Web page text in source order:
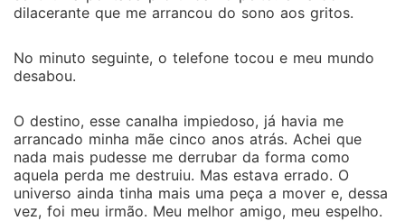
dilacerante que me arrancou do sono aos gritos.
No minuto seguinte, o telefone tocou e meu mundo
desabou.
O destino, esse canalha impiedoso, já havia me
arrancado minha mãe cinco anos atrás. Achei que
nada mais pudesse me derrubar da forma como
aquela perda me destruiu. Mas estava errado. O
universo ainda tinha mais uma peça a mover e, dessa
vez, foi meu irmão. Meu melhor amigo, meu espelho.